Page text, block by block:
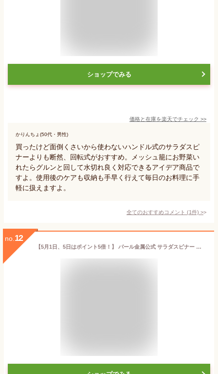
ショップでみる
価格と在庫を楽天でチェック >>
かりんちょ(50代・男性)
買ったけど面倒くさいから使わないハンドル式のサラダスピ
ナーよりも断然、回転式がおすすめ。メッシュ籠にお野菜い
れたらグルンと回して水切れ良く対応できるアイデア商品で
すよ。使用後のケアも収納も手早く行えて毎日のお料理に手
軽に扱えますよ。
全てのおすすめコメント (1件) >
no. 12
【5月1日、5日はポイント5倍！】 パール金属公式 サラダスピナー 野菜 水切り器 Simplice ベジタブル C-1066 調理器具 スピナー水切り器 日用品 生活用品 食洗機対応 キッチン用品